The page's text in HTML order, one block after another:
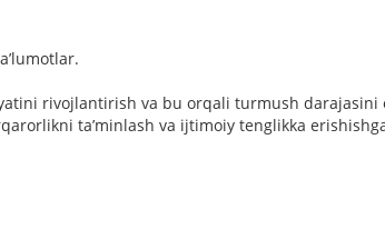
rivojlantirish va bu orqali turmush
taʼminlash va ijtimoiy tenglikka